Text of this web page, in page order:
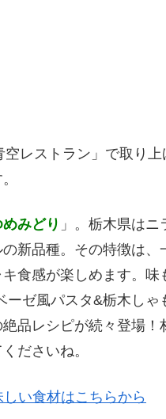
レストラン」で取り上
みどり 」。栃木県は
新品種。その特徴は
食感が楽しめます。味
ゼ風パスタ&栃木し
品レシピが続々登場！
ださいね。
い食材はこちらから